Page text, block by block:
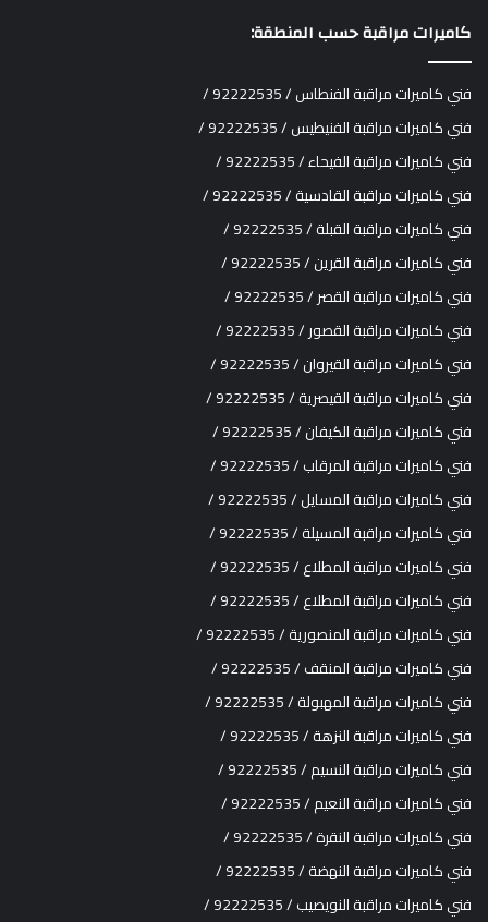
كاميرات مراقبة حسب المنطقة:
فني كاميرات مراقبة الفنطاس / 92222535 /
فني كاميرات مراقبة الفنيطيس / 92222535 /
فني كاميرات مراقبة الفيحاء / 92222535 /
فني كاميرات مراقبة القادسية / 92222535 /
فني كاميرات مراقبة القبلة / 92222535 /
فني كاميرات مراقبة القرين / 92222535 /
فني كاميرات مراقبة القصر / 92222535 /
فني كاميرات مراقبة القصور / 92222535 /
فني كاميرات مراقبة القيروان / 92222535 /
فني كاميرات مراقبة القيصرية / 92222535 /
فني كاميرات مراقبة الكيفان / 92222535 /
فني كاميرات مراقبة المرقاب / 92222535 /
فني كاميرات مراقبة المسايل / 92222535 /
فني كاميرات مراقبة المسيلة / 92222535 /
فني كاميرات مراقبة المطلاع / 92222535 /
فني كاميرات مراقبة المطلاع / 92222535 /
فني كاميرات مراقبة المنصورية / 92222535 /
فني كاميرات مراقبة المنقف / 92222535 /
فني كاميرات مراقبة المهبولة / 92222535 /
فني كاميرات مراقبة النزهة / 92222535 /
فني كاميرات مراقبة النسيم / 92222535 /
فني كاميرات مراقبة النعيم / 92222535 /
فني كاميرات مراقبة النقرة / 92222535 /
فني كاميرات مراقبة النهضة / 92222535 /
فني كاميرات مراقبة النويصيب / 92222535 /